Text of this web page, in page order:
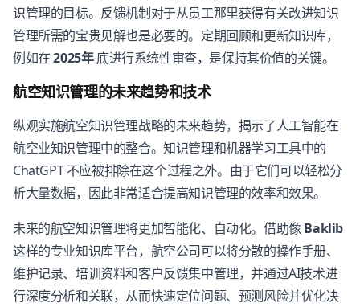
识管理的目标。反馈机制对于从员工那里获得有关改进知识
管理所需的宝贵见解也是必要的。定期回顾和更新知识库，
例如在2025年底进行系统性审查，是保持其价值的关键。
航空知识管理的未来趋势和技术
纵观实施航空知识管理战略的未来趋势，揭示了人工智能在
航空业知识管理中的整合。知识管理和机器学习工具中的
ChatGPT 不应被排除在这个过程之外。由于它们可以轻松分
析大量数据，因此非常适合提高知识管理的效率和效果。
未来的航空知识管理将更加智能化、自动化。借助像 Baklib
这样的专业知识库平台，航空公司可以将分散的操作手册、
维护记录、培训资料和客户反馈集中管理，并通过AI技术进
行深度分析和关联，从而快速定位问题、预测风险并优化决